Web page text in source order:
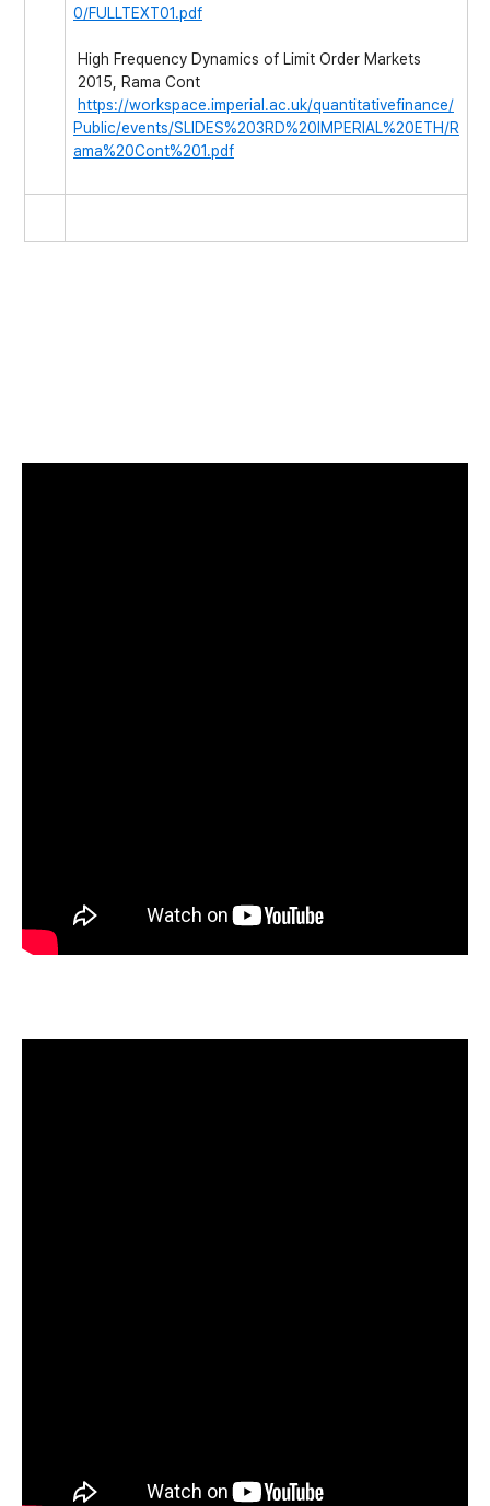
0/FULLTEXT01.pdf
High Frequency Dynamics of Limit Order Markets
2015, Rama Cont
https://workspace.imperial.ac.uk/quantitativefinance/
Public/events/SLIDES%203RD%20IMPERIAL%20ETH/R
ama%20Cont%201.pdf